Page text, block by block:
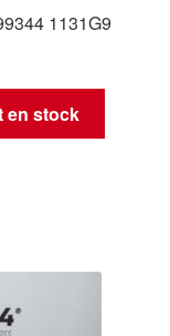
1131G9
en stock